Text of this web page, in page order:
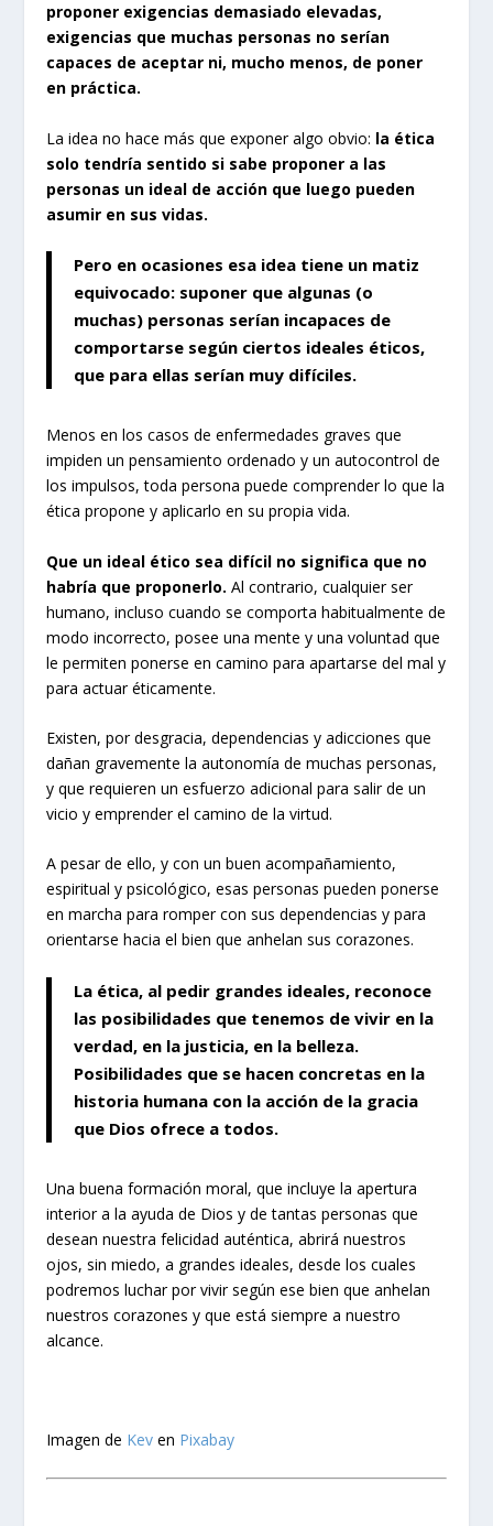
proponer exigencias demasiado elevadas,
exigencias que muchas personas no serían
capaces de aceptar ni, mucho menos, de poner
en práctica.
La idea no hace más que exponer algo obvio: la ética
solo tendría sentido si sabe proponer a las
personas un ideal de acción que luego pueden
asumir en sus vidas.
Pero en ocasiones esa idea tiene un matiz
equivocado: suponer que algunas (o
muchas) personas serían incapaces de
comportarse según ciertos ideales éticos,
que para ellas serían muy difíciles.
Menos en los casos de enfermedades graves que
impiden un pensamiento ordenado y un autocontrol de
los impulsos, toda persona puede comprender lo que la
ética propone y aplicarlo en su propia vida.
Que un ideal ético sea difícil no significa que no
habría que proponerlo. Al contrario, cualquier ser
humano, incluso cuando se comporta habitualmente de
modo incorrecto, posee una mente y una voluntad que
le permiten ponerse en camino para apartarse del mal y
para actuar éticamente.
Existen, por desgracia, dependencias y adicciones que
dañan gravemente la autonomía de muchas personas,
y que requieren un esfuerzo adicional para salir de un
vicio y emprender el camino de la virtud.
A pesar de ello, y con un buen acompañamiento,
espiritual y psicológico, esas personas pueden ponerse
en marcha para romper con sus dependencias y para
orientarse hacia el bien que anhelan sus corazones.
La ética, al pedir grandes ideales, reconoce
las posibilidades que tenemos de vivir en la
verdad, en la justicia, en la belleza.
Posibilidades que se hacen concretas en la
historia humana con la acción de la gracia
que Dios ofrece a todos.
Una buena formación moral, que incluye la apertura
interior a la ayuda de Dios y de tantas personas que
desean nuestra felicidad auténtica, abrirá nuestros
ojos, sin miedo, a grandes ideales, desde los cuales
podremos luchar por vivir según ese bien que anhelan
nuestros corazones y que está siempre a nuestro
alcance.
Imagen de Kev en Pixabay